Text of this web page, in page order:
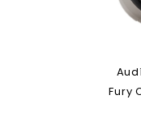
Fury